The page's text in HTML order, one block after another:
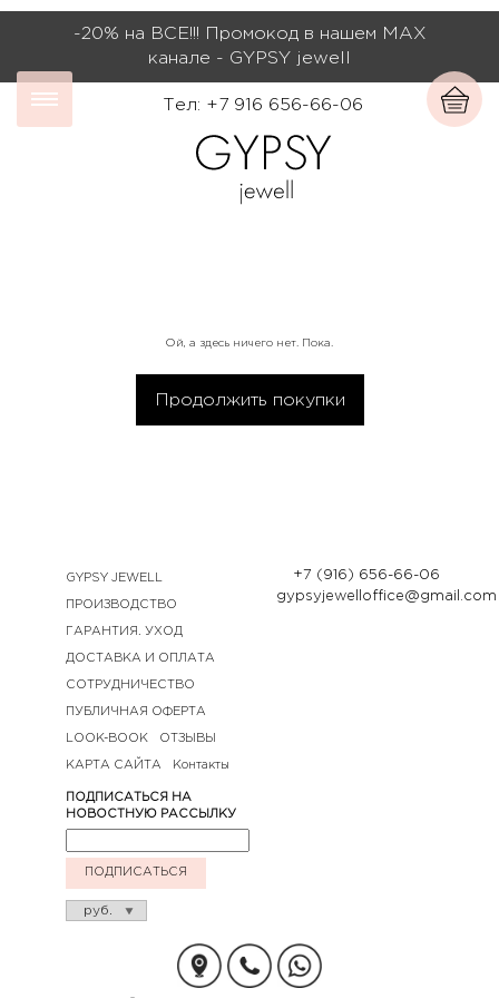
-20% на ВСЕ!!! Промокод в нашем МАХ
канале - GYPSY jewell
Тел: +7 916 656-66-06
Ой, а здесь ничего нет. Пока.
Продолжить покупки
GYPSY JEWELL
ПРОИЗВОДСТВО
ГАРАНТИЯ. УХОД
ДОСТАВКА И ОПЛАТА
СОТРУДНИЧЕСТВО
ПУБЛИЧНАЯ ОФЕРТА
LOOK-BOOK ОТЗЫВЫ
КАРТА САЙТА Контакты
+7 (916) 656-66-06
gypsyjewelloffice@gmail.com
ПОДПИСАТЬСЯ НА
НОВОСТНУЮ РАССЫЛКУ
ПОДПИСАТЬСЯ